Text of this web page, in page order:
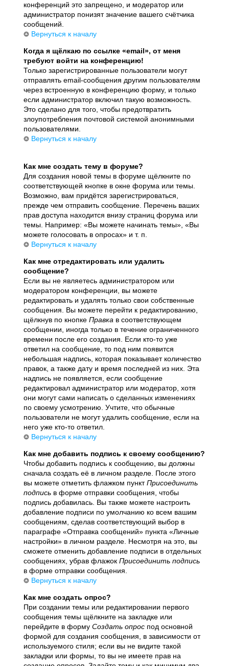
конференций это запрещено, и модератор или
администратор понизят значение вашего счётчика
сообщений.
Вернуться к началу
Когда я щёлкаю по ссылке «email», от меня
требуют войти на конференцию!
Только зарегистрированные пользователи могут
отправлять email-сообщения другим пользователям
через встроенную в конференцию форму, и только
если администратор включил такую возможность.
Это сделано для того, чтобы предотвратить
злоупотребления почтовой системой анонимными
пользователями.
Вернуться к началу
Как мне создать тему в форуме?
Для создания новой темы в форуме щёлкните по
соответствующей кнопке в окне форума или темы.
Возможно, вам придётся зарегистрироваться,
прежде чем отправить сообщение. Перечень ваших
прав доступа находится внизу страниц форума или
темы. Например: «Вы можете начинать темы», «Вы
можете голосовать в опросах» и т. п.
Вернуться к началу
Как мне отредактировать или удалить
сообщение?
Если вы не являетесь администратором или
модератором конференции, вы можете
редактировать и удалять только свои собственные
сообщения. Вы можете перейти к редактированию,
щёлкнув по кнопкеПравка в соответствующем
сообщении, иногда только в течение ограниченного
времени после его создания. Если кто-то уже
ответил на сообщение, то под ним появится
небольшая надпись, которая показывает количество
правок, а также дату и время последней из них. Эта
надпись не появляется, если сообщение
редактировал администратор или модератор, хотя
они могут сами написать о сделанных изменениях
по своему усмотрению. Учтите, что обычные
пользователи не могут удалить сообщение, если на
него уже кто-то ответил.
Вернуться к началу
Как мне добавить подпись к своему сообщению?
Чтобы добавить подпись к сообщению, вы должны
сначала создать её в личном разделе. После этого
вы можете отметить флажком пунктПрисоединить
подпись в форме отправки сообщения, чтобы
подпись добавилась. Вы также можете настроить
добавление подписи по умолчанию ко всем вашим
сообщениям, сделав соответствующий выбор в
параграфе «Отправка сообщений» пункта «Личные
настройки» в личном разделе. Несмотря на это, вы
сможете отменить добавление подписи в отдельных
сообщениях, убрав флажокПрисоединить подпись
в форме отправки сообщения.
Вернуться к началу
Как мне создать опрос?
При создании темы или редактировании первого
сообщения темы щёлкните на закладке или
перейдите в формуСоздать опрос под основной
формой для создания сообщения, в зависимости от
используемого стиля; если вы не видите такой
закладки или формы, то вы не имеете прав на